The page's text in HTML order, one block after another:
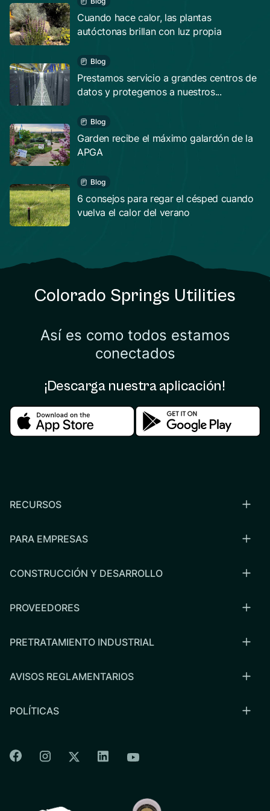
Cuando hace calor, las plantas
autóctonas brillan con luz propia
Read more about Cuando hace calor, las
Blog
Prestamos servicio a grandes centros de
datos y protegemos a nuestros...
Read more about Prestamos servicio a
Blog
Garden recibe el máximo galardón de la
APGA
Read more about Garden recibe el máximo
Blog
6 consejos para regar el césped cuando
vuelva el calor del verano
Read more about 6 consejos para regar el
Colorado Springs Utilities
Así es como todos estamos
conectados
¡Descarga nuestra aplicación!
Download in the apple storeDownload in the
RECURSOS
PARA EMPRESAS
CONSTRUCCIÓN Y DESARROLLO
PROVEEDORES
PRETRATAMIENTO INDUSTRIAL
AVISOS REGLAMENTARIOS
POLÍTICAS
Colorado Springs Facebook
Colorado Springs Instagram
Colorado Springs Twitter
Colorado Springs Linkedin
Colorado Springs